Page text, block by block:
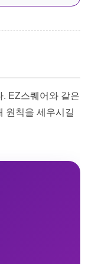
EZ스퀘어와 같은
원칙을 세우시길